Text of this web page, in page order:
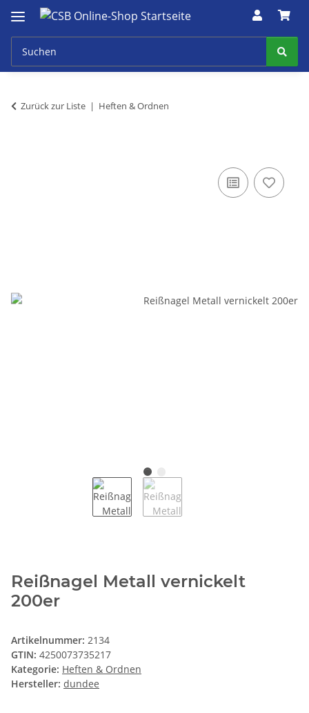
Zurück zur Liste Heften & Ordnen
Reißnagel Metall vernickelt
200er
Artikelnummer: 2134
GTIN: 4250073735217
Kategorie: Heften & Ordnen
Hersteller: dundee